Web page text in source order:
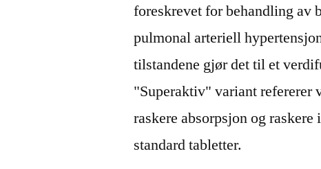
foreskrevet for behandling av
pulmonal arteriell
tilstandene gjør det til et
"Superaktiv" variant
raskere absorpsjon og
standard tabletter.